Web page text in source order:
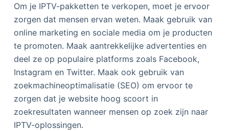
Om je IPTV-pakketten te verkopen, moet je ervoor
zorgen dat mensen ervan weten. Maak gebruik van
online marketing en sociale media om je producten
te promoten. Maak aantrekkelijke advertenties en
deel ze op populaire platforms zoals Facebook,
Instagram en Twitter. Maak ook gebruik van
zoekmachineoptimalisatie (SEO) om ervoor te
zorgen dat je website hoog scoort in
zoekresultaten wanneer mensen op zoek zijn naar
IPTV-oplossingen.